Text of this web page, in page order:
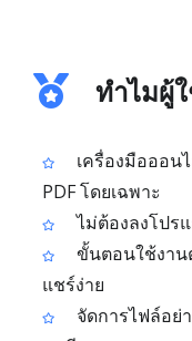
ทำไมผู้ใ
เครื่องมือออน
PDF โดยเฉพาะ
ไม่ต้องลงโปร
ขั้นตอนใช้งาน
แชร์ง่าย
จัดการไฟล์อย่